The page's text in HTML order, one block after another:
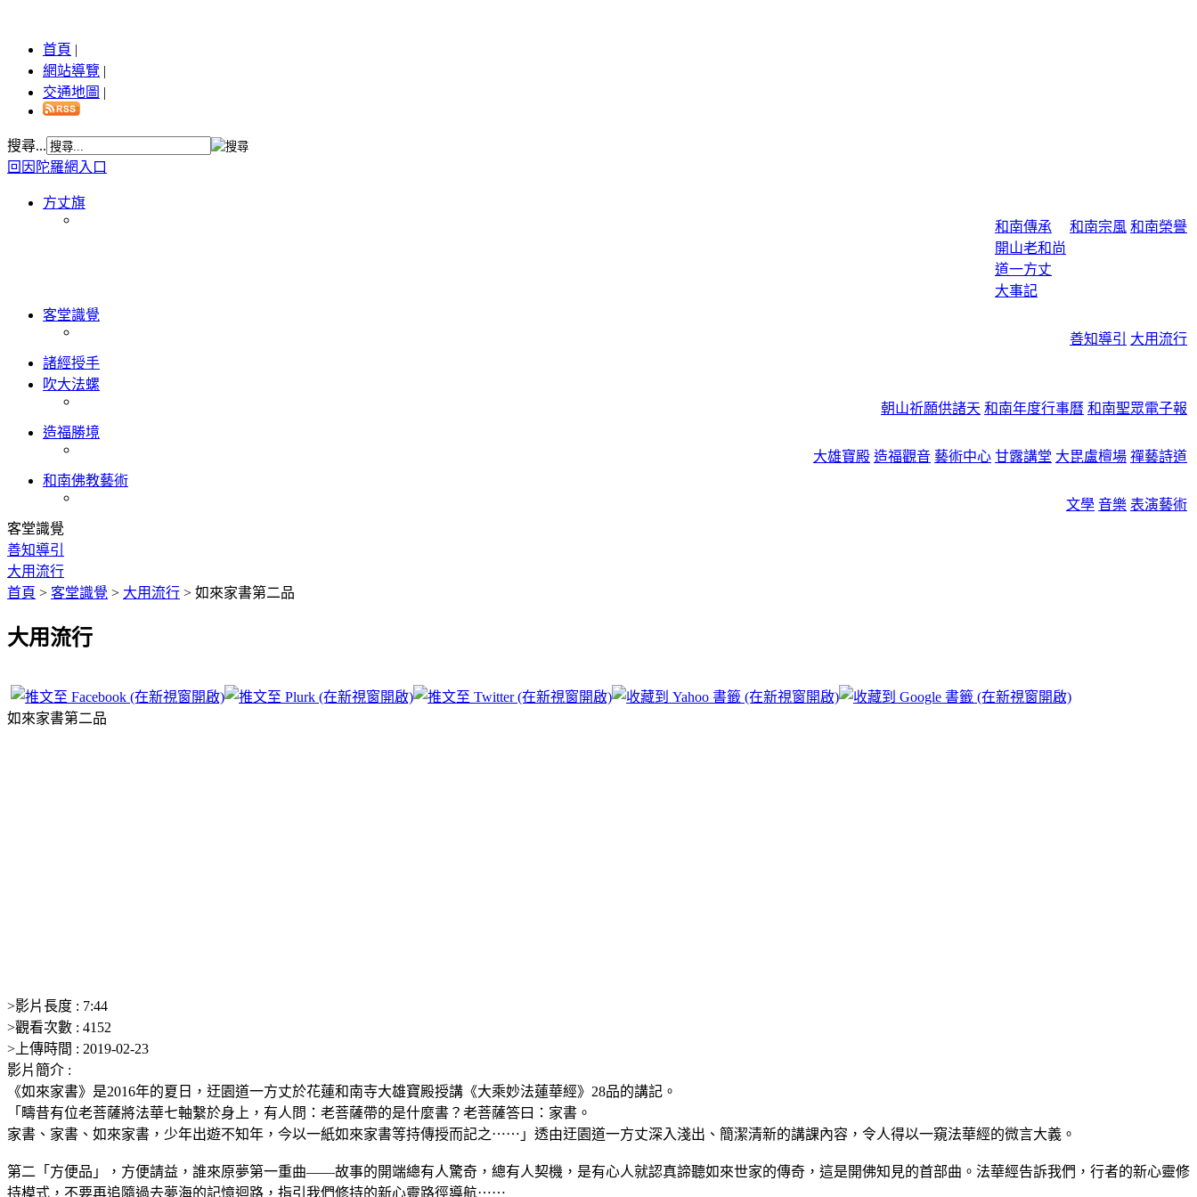
首頁 |
網站導覽 |
交通地圖 |
搜尋...
回因陀羅網入口
方丈旗
和南傳承
開山老和尚
道一方丈
大事記
和南宗風 和南榮譽
客堂識覺
善知導引
大用流行
諸經授手
吹大法螺
朝山祈願供諸天 和南年度行事曆 和南聖眾電子報
造福勝境
大雄寶殿 造福觀音 藝術中心 甘露講堂 大毘盧檀場 禪藝詩道
和南佛教藝術
文學 音樂 表演藝術
客堂識覺
善知導引
大用流行
首頁 > 客堂識覺 > 大用流行 > 如來家書第二品
大用流行
如來家書第二品
>影片長度 : 7:44
>觀看次數 : 4152
> 上傳時間 : 2019-02-23
影片簡介 :
《如來家書》是2016年的夏日，迂園道一方丈於花蓮和南寺大雄寶殿授講《大乘妙法蓮華經》28品的講記。
「疇昔有位老菩薩將法華七軸繫於身上，有人問：老菩薩帶的是什麼書？老菩薩答曰：家書。
家書、家書、如來家書，少年出遊不知年，今以一紙如來家書等持傳授而記之⋯⋯」透由迂園道一方丈深入淺出、簡潔清新的講課內容，令人得以一窺法華經的微言大義。
第二「方便品」，方便請益，誰來原夢第一重曲——故事的開端總有人驚奇，總有人契機，是有心人就認真諦聽如來世家的傳奇，這是開佛知見的首部曲。法華經告訴我們，行者的新心靈修
持模式，不要再追隨過去夢海的記憶迴路，指引我們修持的新心靈路徑導航⋯⋯